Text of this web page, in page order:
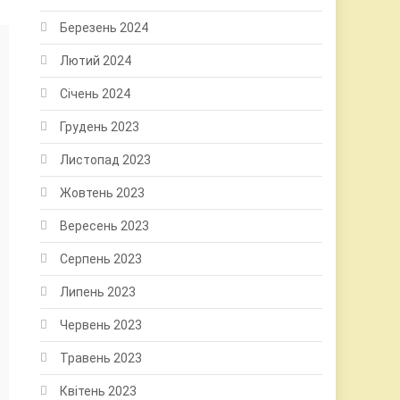
Березень 2024
Лютий 2024
Січень 2024
Грудень 2023
Листопад 2023
Жовтень 2023
Вересень 2023
Серпень 2023
Липень 2023
Червень 2023
Травень 2023
Квітень 2023